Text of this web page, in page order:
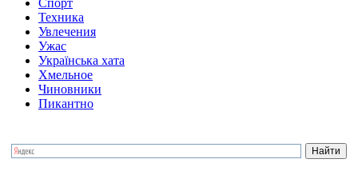
Спорт
Техника
Увлечения
Ужас
Українська хата
Хмельное
Чиновники
Пикантно